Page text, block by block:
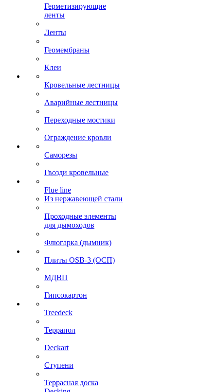
Герметизирующие
ленты
Ленты
Геомембраны
Клеи
Кровельные лестницы
Аварийные лестницы
Переходные мостики
Ограждение кровли
Саморезы
Гвозди кровельные
Flue line
Из нержавеющей стали
Проходные элементы
для дымоходов
Флюгарка (дымник)
Плиты OSB-3 (ОСП)
МДВП
Гипсокартон
Treedeck
Террапол
Deckart
Ступени
Террасная доска